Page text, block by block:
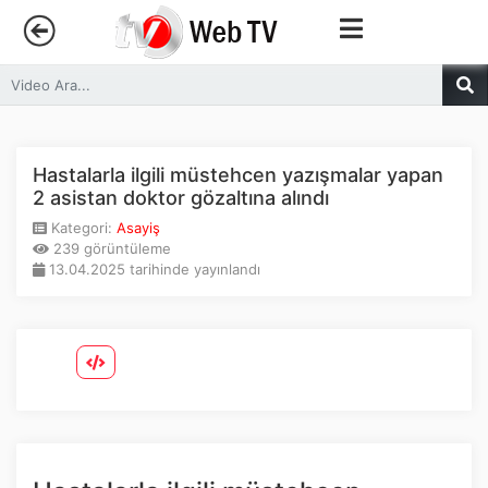
Anasayfa
Canlı Yayın
Kategoriler
Hastalarla ilgili müstehcen yazışmalar yapan
2 asistan doktor gözaltına alındı
Kategori: Asayiş
239 görüntüleme
13.04.2025 tarihinde yayınlandı